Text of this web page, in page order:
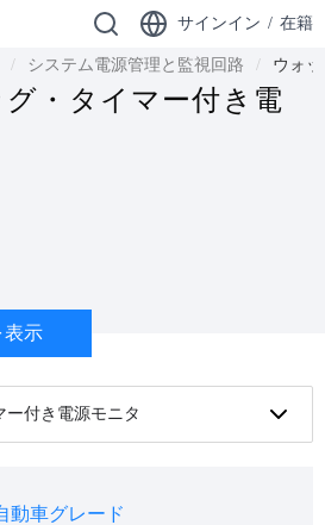
サインイン / 在籍
システム電源管理と監視回路 ウォ
・タイマー付き電
表示
ー付き電源モニタ
動車グレード